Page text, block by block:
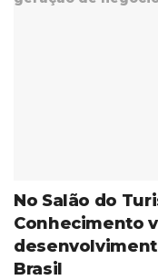
No Salão do
Conhecimento
Brasil